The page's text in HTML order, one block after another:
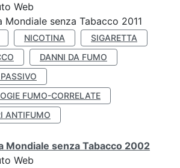
Web
Mondiale senza Tabacco 2011
NICOTINA
SIGARETTA
DANNI DA FUMO
FUMO-CORRELATE
ANTIFUMO
Mondiale senza Tabacco 2002
Web